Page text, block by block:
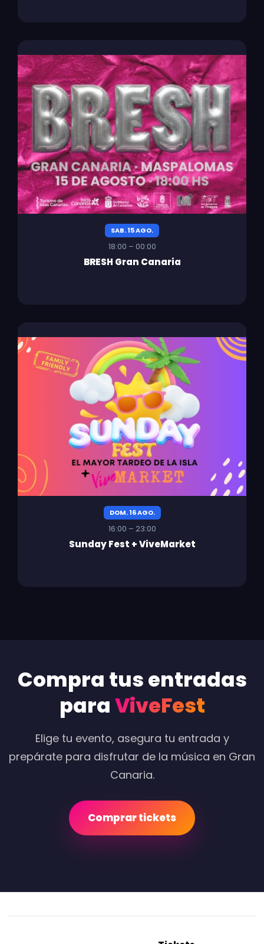
SAB. 15 AGO.
18:00 – 00:00
BRESH Gran Canaria
DOM. 16 AGO.
16:00 – 23:00
Sunday Fest + ViveMarket
Compra tus entradas
paraViveFest
Elige tu evento, asegura tu entrada y
prepárate para disfrutar de la música en Gran
Canaria.
Comprar tickets